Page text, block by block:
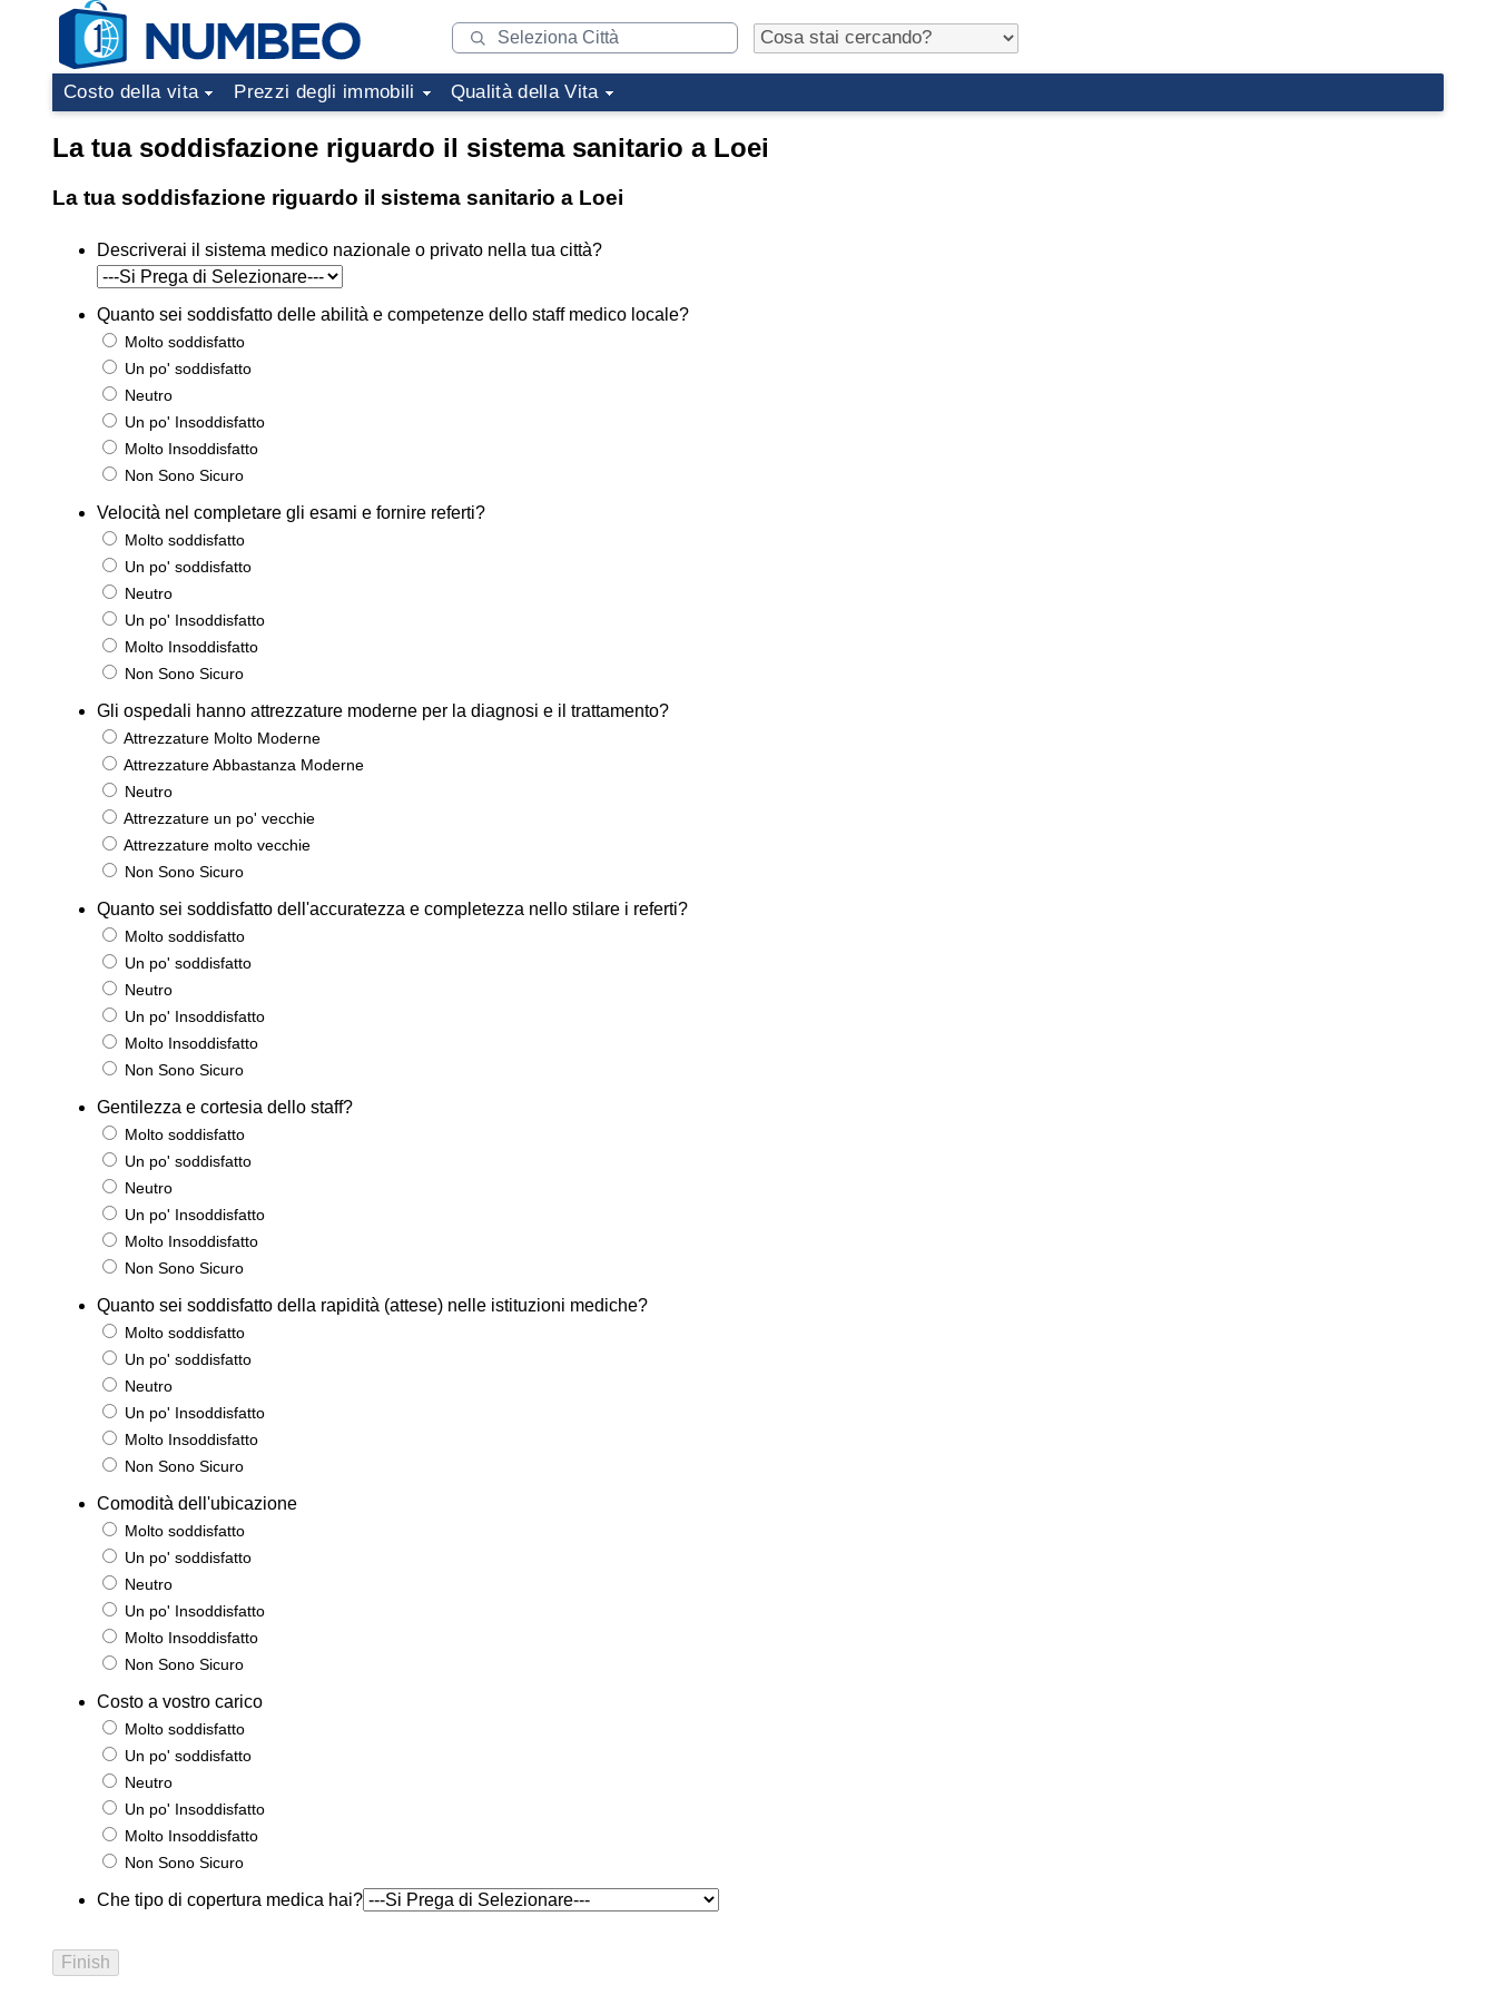
Costo della vita Prezzi degli immobili Qualità della Vita
La tua soddisfazione riguardo il sistema sanitario a Loei
La tua soddisfazione riguardo il sistema sanitario a Loei
Descriverai il sistema medico nazionale o privato nella tua città?
Quanto sei soddisfatto delle abilità e competenze dello staff medico locale?
Molto soddisfatto
Un po' soddisfatto
Neutro
Un po' Insoddisfatto
Molto Insoddisfatto
Non Sono Sicuro
Velocità nel completare gli esami e fornire referti?
Molto soddisfatto
Un po' soddisfatto
Neutro
Un po' Insoddisfatto
Molto Insoddisfatto
Non Sono Sicuro
Gli ospedali hanno attrezzature moderne per la diagnosi e il trattamento?
Attrezzature Molto Moderne
Attrezzature Abbastanza Moderne
Neutro
Attrezzature un po' vecchie
Attrezzature molto vecchie
Non Sono Sicuro
Quanto sei soddisfatto dell'accuratezza e completezza nello stilare i referti?
Molto soddisfatto
Un po' soddisfatto
Neutro
Un po' Insoddisfatto
Molto Insoddisfatto
Non Sono Sicuro
Gentilezza e cortesia dello staff?
Molto soddisfatto
Un po' soddisfatto
Neutro
Un po' Insoddisfatto
Molto Insoddisfatto
Non Sono Sicuro
Quanto sei soddisfatto della rapidità (attese) nelle istituzioni mediche?
Molto soddisfatto
Un po' soddisfatto
Neutro
Un po' Insoddisfatto
Molto Insoddisfatto
Non Sono Sicuro
Comodità dell'ubicazione
Molto soddisfatto
Un po' soddisfatto
Neutro
Un po' Insoddisfatto
Molto Insoddisfatto
Non Sono Sicuro
Costo a vostro carico
Molto soddisfatto
Un po' soddisfatto
Neutro
Un po' Insoddisfatto
Molto Insoddisfatto
Non Sono Sicuro
Che tipo di copertura medica hai?